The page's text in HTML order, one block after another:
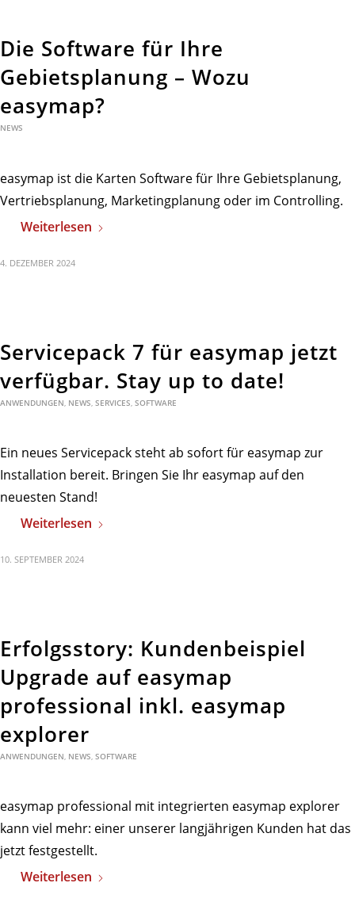
Die Software für Ihre
Gebietsplanung – Wozu
easymap?
NEWS
easymap ist die Karten Software für Ihre Gebietsplanung,
Vertriebsplanung, Marketingplanung oder im Controlling.
Weiterlesen
4. DEZEMBER 2024
Servicepack 7 für easymap jetzt
verfügbar. Stay up to date!
ANWENDUNGEN NEWS SERVICES SOFTWARE
Ein neues Servicepack steht ab sofort für easymap zur
Installation bereit. Bringen Sie Ihr easymap auf den
neuesten Stand!
Weiterlesen
10. SEPTEMBER 2024
Erfolgsstory: Kundenbeispiel
Upgrade auf easymap
professional inkl. easymap
explorer
ANWENDUNGEN NEWS SOFTWARE
easymap professional mit integrierten easymap explorer
kann viel mehr: einer unserer langjährigen Kunden hat das
jetzt festgestellt.
Weiterlesen